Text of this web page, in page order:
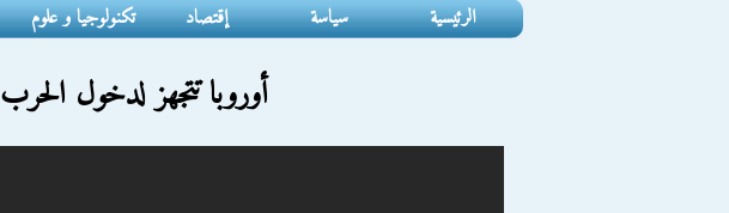
الرئيسية سياسة إقتصاد تكنولوجيا و علوم
أوروبا تتجهز لدخول الحرب